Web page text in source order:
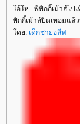
โอ้โห...พี่พิกกี้เม้าส์ไป
พิกกี้เม้าส์ปิดเทอมแล้
โดย: เด็กชายอลีฟ